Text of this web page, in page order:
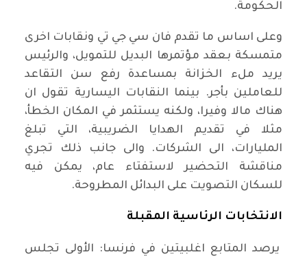
الحكومة.
وعلى اساس ما تقدم فان سي جي تي ونقابات اخرى
متمسكة بعقد مؤتمرها البديل للتمويل، والرئيس
يريد ملء الخزانة بمساعدة رفع سن التقاعد
للعاملين بأجر. بينما النقابات اليسارية تقول ان
هناك مالا وفيرا، ولكنه يستثمر في المكان الخطأ،
مثلا في تقديم الهدايا الضريبية، التي تبلغ
المليارات، الى الشركات. والى جانب ذلك تجري
مناقشة التحضير لاستفتاء عام، يمكن فيه
للسكان التصويت على البدائل المطروحة.
الانتخابات الرئاسية المقبلة
يرصد المتابع اغلبيتين في فرنسا: الأولى تجلس